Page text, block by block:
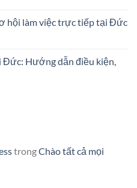
hội làm việc trực tiếp tại Đức
Đức: Hướng dẫn điều kiện,
trongChào tất cả mọi